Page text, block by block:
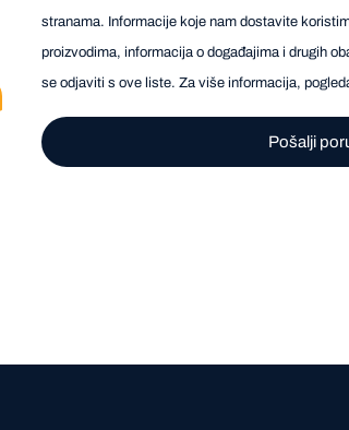
stranama. Informacije koje nam dostavite
proizvodima, informacija o događajima i drugih
se odjaviti s ove liste. Za više informacija,